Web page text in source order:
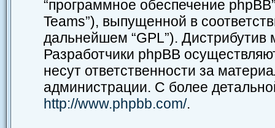
“программное обеспечение
Teams”), выпущенной в
дальнейшем “GPL”).
Разработчики phpBB
несут ответственности за
администрации. С более
http://www.phpbb.com/.